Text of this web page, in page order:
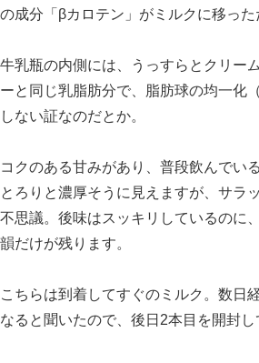
の成分「βカロテン」がミルクに移った
牛乳瓶の内側には、うっすらとクリー
ーと同じ乳脂肪分で、脂肪球の均一化
しない証なのだとか。
コクのある甘みがあり、普段飲んでい
とろりと濃厚そうに見えますが、サラ
不思議。後味はスッキリしているのに
韻だけが残ります。
こちらは到着してすぐのミルク。数日
なると聞いたので、後日2本目を開封し